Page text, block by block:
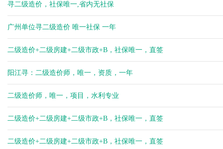
寻二级造价，社保唯一,省内无社保
广州单位寻二级造价 唯一社保 一年
二级造价+二级房建+二级市政+B，社保唯一，直签
阳江寻：二级造价师，唯一，资质，一年
二级造价师，唯一，项目，水利专业
二级造价+二级房建+二级市政+B，社保唯一，直签
二级造价+二级房建+二级市政+B，社保唯一，直签